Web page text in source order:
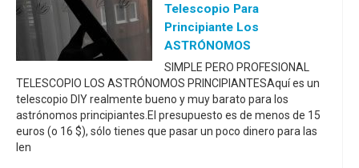
Telescopio Para
Principiante Los
ASTRÓNOMOS
SIMPLE PERO PROFESIONAL
TELESCOPIO LOS ASTRÓNOMOS PRINCIPIANTESAquí es un
telescopio DIY realmente bueno y muy barato para los
astrónomos principiantes.El presupuesto es de menos de 15
euros (o 16 $), sólo tienes que pasar un poco dinero para las
len